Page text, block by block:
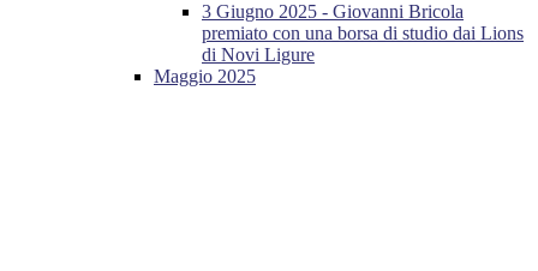
3 Giugno 2025 - Giovanni Bricola
premiato con una borsa di studio dai Lions
di Novi Ligure
Maggio 2025